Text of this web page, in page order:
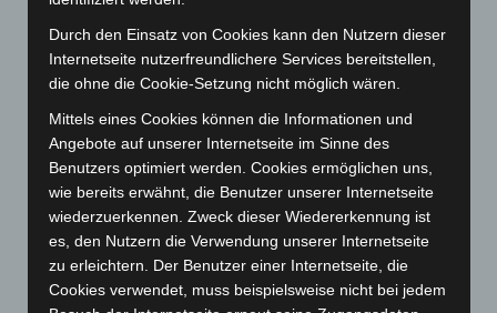
April 2024(102)
März 2024 (103)
Februar 2024(103)
Januar 2024(111)
Dezember 2023(130)
November 2023(130)
Oktober 2023
(114)
September 2023(133)
Durch den Einsatz von Cookies kann den Nutzern dieser
Internetseite nutzerfreundlichere Services bereitstellen,
die ohne die Cookie-Setzung nicht möglich wären.
Mittels eines Cookies können die Informationen und
Angebote auf unserer Internetseite im Sinne des
Benutzers optimiert werden. Cookies ermöglichen uns,
wie bereits erwähnt, die Benutzer unserer Internetseite
wiederzuerkennen. Zweck dieser Wiedererkennung ist
es, den Nutzern die Verwendung unserer Internetseite
zu erleichtern. Der Benutzer einer Internetseite, die
Cookies verwendet, muss beispielsweise nicht bei jedem